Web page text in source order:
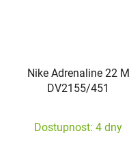
Nike Adrenaline 22 M
DV2155/451
Dostupnost: 4 dny